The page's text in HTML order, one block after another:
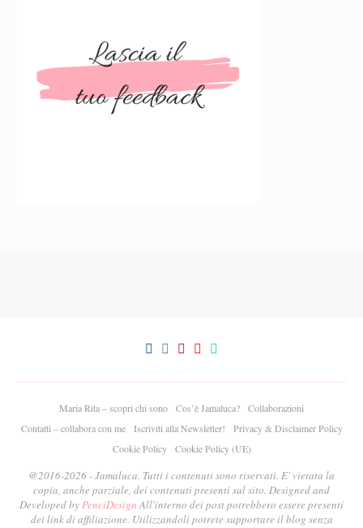
Maria Rita – scopri chi sono Cos’è Jamaluca?
Collaborazioni
Contatti – collabora con me
Iscriviti alla Newsletter!
Privacy & Disclaimer Policy
Cookie Policy
Cookie Policy (UE)
@2016-2026 - Jamaluca. Tutti i contenuti sono riservati. E' vietata la
copia, anche parziale, dei contenuti presenti sul sito. Designed and
Developed by PenciDesign All'interno dei post potrebbero essere presenti
dei link di affiliazione. Utilizzandoli potrete supportare il blog senza